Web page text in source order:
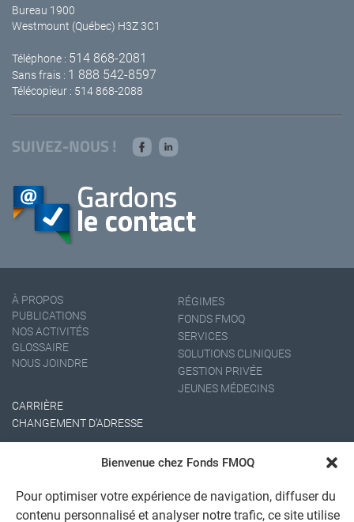
Bienvenue chez Fonds FMOQ
Pour optimiser votre expérience de navigation, diffuser du
contenu personnalisé et analyser notre trafic, ce site utilise
Bureau 1900
Westmount (Québec) H3Z 3C1
Téléphone : 514 868-2081
Sans frais : 1 888 542-8597
Télécopieur : 514 868-2088
SUIVEZ-NOUS !
À PROPOS
PUBLICATIONS
NOS ACTIVITÉS
GLOSSAIRE
NOUS JOINDRE
RÉGIMES
FONDS FMOQ
SERVICES
SOLUTIONS CLINIQUES
GESTION PRIVÉE
JEUNES MÉDECINS
CARRIÈRE
CHANGEMENT D'ADRESSE